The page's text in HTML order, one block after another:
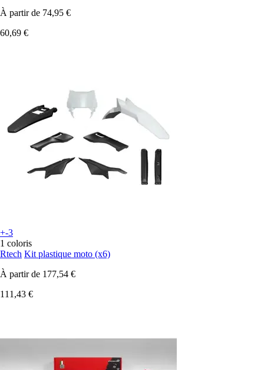
À partir de 74,95 €
60,69 €
+-3
1 coloris
Rtech Kit plastique moto (x6)
À partir de 177,54 €
111,43 €